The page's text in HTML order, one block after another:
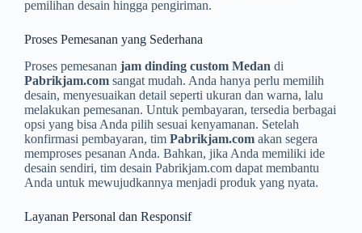
pemilihan desain hingga pengiriman.
Proses Pemesanan yang Sederhana
Proses pemesanan jam dinding custom Medan di
Pabrikjam.com sangat mudah. Anda hanya perlu memilih
desain, menyesuaikan detail seperti ukuran dan warna, lalu
melakukan pemesanan. Untuk pembayaran, tersedia berbagai
opsi yang bisa Anda pilih sesuai kenyamanan. Setelah
konfirmasi pembayaran, tim Pabrikjam.com akan segera
memproses pesanan Anda. Bahkan, jika Anda memiliki ide
desain sendiri, tim desain Pabrikjam.com dapat membantu
Anda untuk mewujudkannya menjadi produk yang nyata.
Layanan Personal dan Responsif